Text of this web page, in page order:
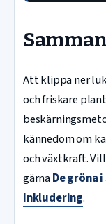
Att klippa ner
och friskare
kännedom om
och växtkraft.
gärnaDe gröna
Inkludering.